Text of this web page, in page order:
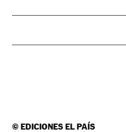
©EDICIONES EL PAÍS